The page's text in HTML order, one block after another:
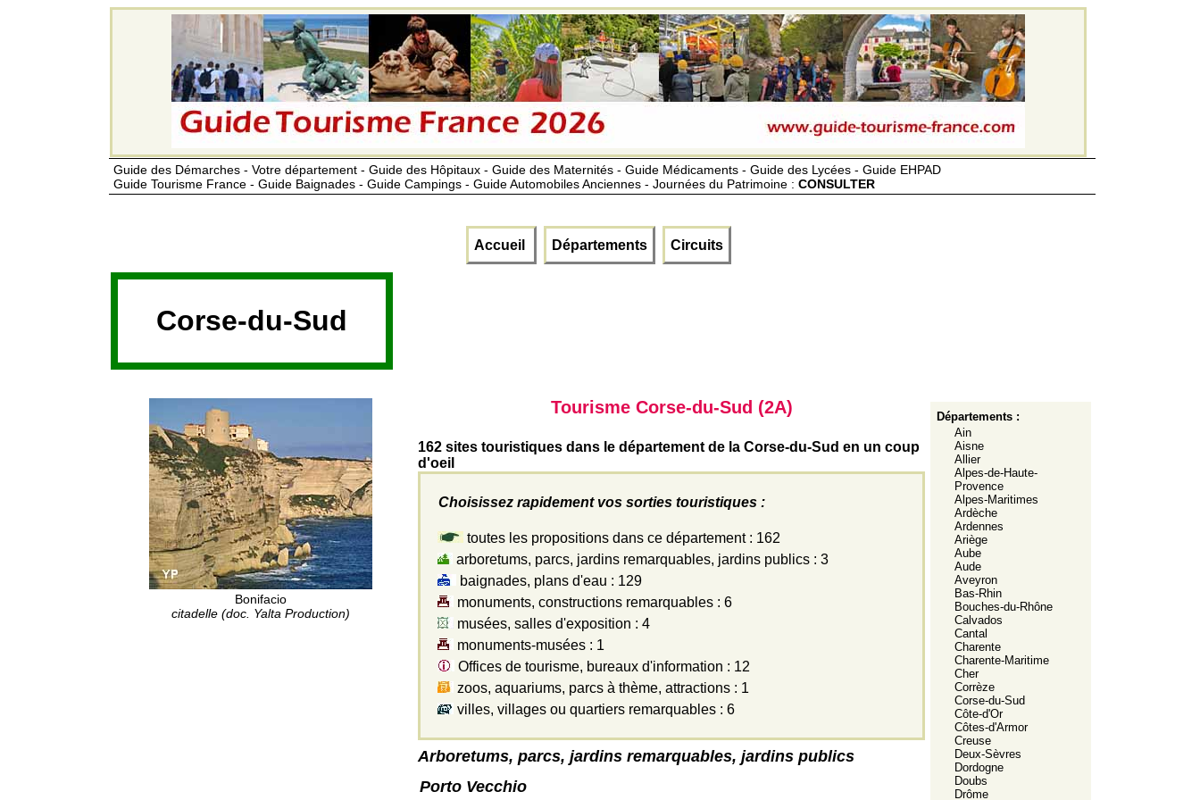
Guide des Démarches - Votre département - Guide des Hôpitaux - Guide des Maternités - Guide Médicaments - Guide des Lycées - Guide EHPAD
Guide Tourisme France - Guide Baignades - Guide Campings - Guide Automobiles Anciennes - Journées du Patrimoine : CONSULTER
Accueil Départements Circuits
Corse-du-Sud
Bonifacio
citadelle (doc. Yalta Production)
Départements :
Ain
Aisne
Allier
Alpes-de-Haute-
Provence
Alpes-Maritimes
Ardèche
Ardennes
Ariège
Aube
Aude
Aveyron
Bas-Rhin
Bouches-du-Rhône
Calvados
Cantal
Charente
Charente-Maritime
Cher
Corrèze
Corse-du-Sud
Côte-d'Or
Côtes-d'Armor
Creuse
Deux-Sèvres
Dordogne
Doubs
Drôme
Tourisme Corse-du-Sud (2A)
162 sites touristiques dans le département de la Corse-du-Sud en un coup
d'oeil
Choisissez rapidement vos sorties touristiques :
toutes les propositions dans ce département : 162
arboretums, parcs, jardins remarquables, jardins publics : 3
baignades, plans d'eau : 129
monuments, constructions remarquables : 6
musées, salles d'exposition : 4
monuments-musées : 1
Offices de tourisme, bureaux d'information : 12
zoos, aquariums, parcs à thème, attractions : 1
villes, villages ou quartiers remarquables : 6
Arboretums, parcs, jardins remarquables, jardins publics
Porto Vecchio